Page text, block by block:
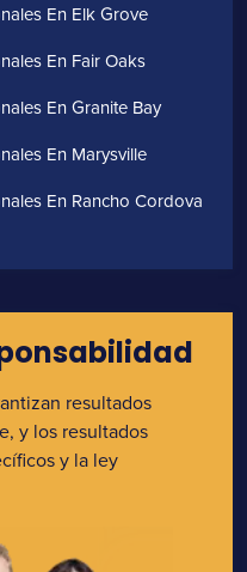
En Elk Grove
En Fair Oaks
En Granite Bay
En Marysville
En Rancho Cordova
resultados
y los resultados
y la ley